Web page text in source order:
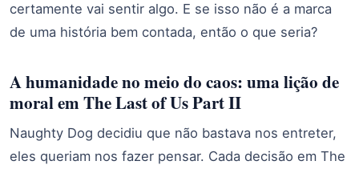
certamente vai sentir algo. E se isso não é a marca
de uma história bem contada, então o que seria?
A humanidade no meio do caos: uma lição de
moral em The Last of Us Part II
Naughty Dog decidiu que não bastava nos entreter,
eles queriam nos fazer pensar. Cada decisão em The